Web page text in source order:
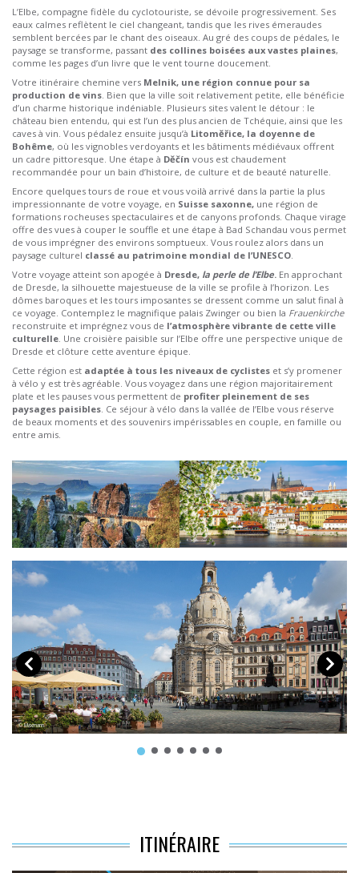
L’Elbe, compagne fidèle du cyclotouriste, se dévoile progressivement. Ses
eaux calmes reflètent le ciel changeant, tandis que les rives émeraudes
semblent bercées par le chant des oiseaux. Au gré des coups de pédales, le
paysage se transforme, passant des collines boisées aux vastes plaines,
comme les pages d’un livre que le vent tourne doucement.
Votre itinéraire chemine vers Melnik, une région connue pour sa
production de vins. Bien que la ville soit relativement petite, elle bénéficie
d’un charme historique indéniable. Plusieurs sites valent le détour : le
château bien entendu, qui est l’un des plus ancien de Tchéquie, ainsi que les
caves à vin. Vous pédalez ensuite jusqu’à Litoměřice, la doyenne de
Bohême, où les vignobles verdoyants et les bâtiments médiévaux offrent
un cadre pittoresque. Une étape à Děčín vous est chaudement
recommandée pour un bain d’histoire, de culture et de beauté naturelle.
Encore quelques tours de roue et vous voilà arrivé dans la partie la plus
impressionnante de votre voyage, en Suisse saxonne, une région de
formations rocheuses spectaculaires et de canyons profonds. Chaque virage
offre des vues à couper le souffle et une étape à Bad Schandau vous permet
de vous imprégner des environs somptueux. Vous roulez alors dans un
paysage culturel classé au patrimoine mondial de l’UNESCO.
Votre voyage atteint son apogée à Dresde, la perle de l’Elbe. En approchant
de Dresde, la silhouette majestueuse de la ville se profile à l’horizon. Les
dômes baroques et les tours imposantes se dressent comme un salut final à
ce voyage. Contemplez le magnifique palais Zwinger ou bien la Frauenkirche
reconstruite et imprégnez vous de l’atmosphère vibrante de cette ville
culturelle. Une croisière paisible sur l’Elbe offre une perspective unique de
Dresde et clôture cette aventure épique.
Cette région est adaptée à tous les niveaux de cyclistes et s’y promener
à vélo y est très agréable. Vous voyagez dans une région majoritairement
plate et les pauses vous permettent de profiter pleinement de ses
paysages paisibles. Ce séjour à vélo dans la vallée de l’Elbe vous réserve
de beaux moments et des souvenirs impérissables en couple, en famille ou
entre amis.
© Mistervlad
© Maxmann
ITINÉRAIRE